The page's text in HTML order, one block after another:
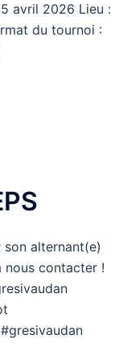
avril 2026 Lieu :
du tournoi :
son alternant(e)
nous contacter !